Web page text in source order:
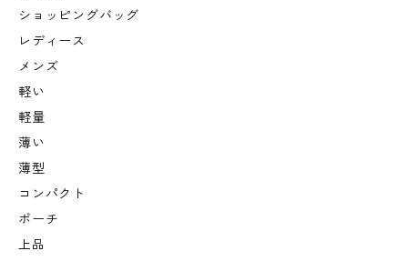
ショッピングバッグ
レディース
メンズ
軽い
軽量
薄い
薄型
コンパクト
ポーチ
上品